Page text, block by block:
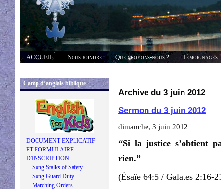
ACCUEIL Nous joindre Que croyons-nous ?
Témoignages
Réponses
Camp d’anglais biblique
DOCUMENT EXPLICATIF
ET FORMULAIRE
D'INSCRIPTION
Song Stalks of Safety
Song Guard Duty
Marching Orders
Archive du 3 juin 2012
Sermon du 3 juin 2012
dimanche, 3 juin 2012
“Si la justice s’obtient
rien.”
(Ésaïe 64:5 / Galates 2:16-